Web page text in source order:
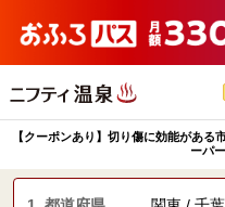
【クーポンあり】切り傷に効能があ
ーパ